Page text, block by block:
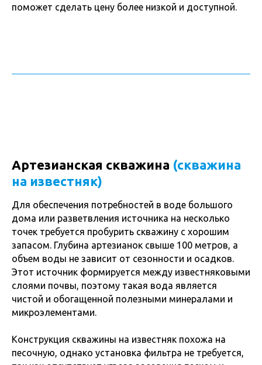
поможет сделать цену более низкой и доступной.
Артезианская скважина (скважина
на известняк)
Для обеспечения потребностей в воде большого
дома или разветвления источника на несколько
точек требуется пробурить скважину с хорошим
запасом. Глубина артезианок свыше 100 метров, а
объем воды не зависит от сезонности и осадков.
Этот источник формируется между известняковыми
слоями почвы, поэтому такая вода является
чистой и обогащенной полезными минералами и
микроэлементами.
Конструкция скважины на известняк похожа на
песочную, однако установка фильтра не требуется,